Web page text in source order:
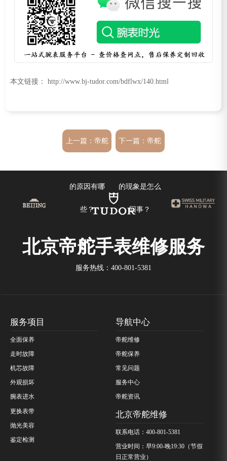
本文链接： http://www.bj-tudor.com/bdflwx/140.html
上一篇： 帝舵
的原因有哪
些？
下一篇：帝舵
的现象是怎么
回事？
北京帝舵手表维修服务
服务热线： 400-801-5381
服务项目
全面保养
走时故障
机芯故障
外观损坏
腕表进水
更换表带
抛光美容
鉴定检测
导航中心
帝舵维修
帝舵保养
常见问题
服务中心
帝舵资讯
北京帝舵维修
联系电话：400-801-5381
营业时间：早9:00-晚19:30（节假
日正常营业）